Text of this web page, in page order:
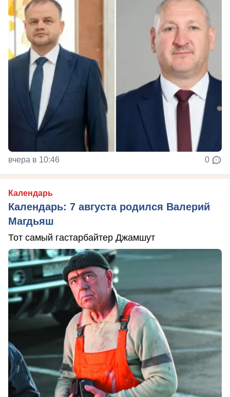
вчера в 10:46 0
Календарь
Календарь: 7 августа родился Валерий
Магдьяш
Тот самый гастарбайтер Джамшут